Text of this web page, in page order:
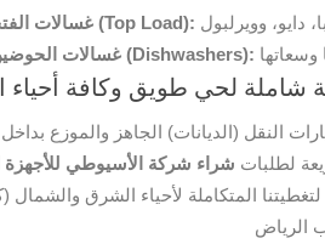
غسالات الفتحة العلوية وفوق الأوتوماتيك (Top Load):
غسالات الحوضين العادية وغسالات الصحون (Dishwashers):
شاملة لحي طويق وكافة أحياء
النقل (الديانات) الجاهز والموزع
لطلبات شراء شركة الأسيوطي
لتغطيتنا المتكاملة لأحياء الشرق والشمال